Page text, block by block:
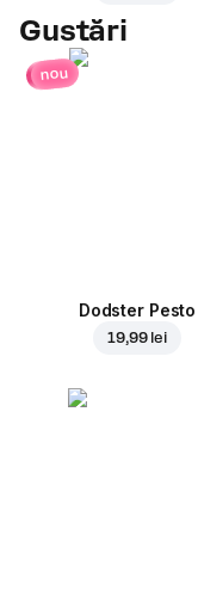
Gustări
nou
Dodster Pesto
19,99 lei